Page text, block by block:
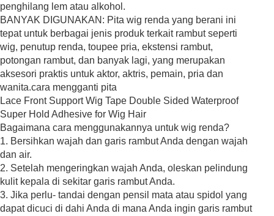
penghilang lem atau alkohol.
BANYAK DIGUNAKAN: Pita wig renda yang berani ini
tepat untuk berbagai jenis produk terkait rambut seperti
wig, penutup renda, toupee pria, ekstensi rambut,
potongan rambut, dan banyak lagi, yang merupakan
aksesori praktis untuk aktor, aktris, pemain, pria dan
wanita.cara mengganti pita
Bagaimana cara menggunakannya untuk wig renda?
1. Bersihkan wajah dan garis rambut Anda dengan wajah
dan air.
2. Setelah mengeringkan wajah Anda, oleskan pelindung
kulit kepala di sekitar garis rambut Anda.
3. Jika perlu- tandai dengan pensil mata atau spidol yang
dapat dicuci di dahi Anda di mana Anda ingin garis rambut